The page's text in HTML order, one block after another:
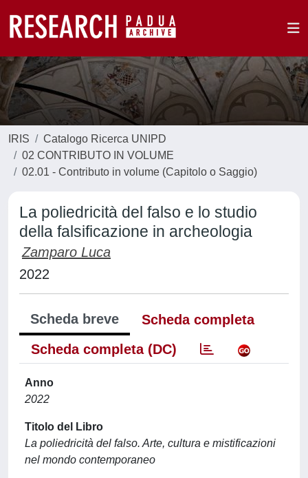
IRIS
Catalogo Ricerca UNIPD
02 CONTRIBUTO IN VOLUME
02.01 - Contributo in volume (Capitolo o Saggio)
La poliedricità del falso e lo studio
della falsificazione in archeologia
Zamparo Luca
2022
Scheda breve
Scheda completa
Scheda completa (DC)
Anno
2022
Titolo del Libro
La poliedricità del falso. Arte, cultura e mistificazioni
nel mondo contemporaneo